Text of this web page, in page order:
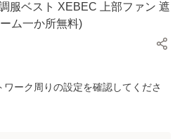
服ベスト XEBEC 上部ファン 遮
ム一か所無料)
ーク周りの設定を確認してくださ